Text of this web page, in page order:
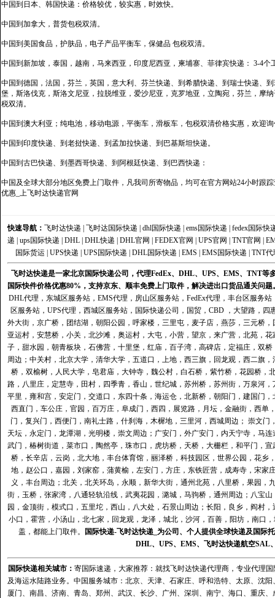
中国到日本、韩国快递：价格较优，较实惠，时效快。
中国到加拿大，普货包税双清。
中国到美国食品，护肤品，电子产品平衡车，保健品 包税双清。
中国到新加坡，泰国，越南，马来西亚，印度尼西亚，柬埔寨、菲律宾快递： 3-4个
中国到德国，法国，芬兰，英国，意大利、芬兰快递、到希腊快递、到瑞士快递、
堡，斯洛伐克，斯洛文尼亚，拉脱维亚，爱沙尼亚，克罗地亚，立陶宛，芬兰，摩
税双清。
中国到澳大利亚；纯电池，移动电源，平衡车，滑板车，包税双清价格实惠，欢迎
中国到印度快递、到老挝快递、到孟加拉快递、到巴基斯坦快递。
中国到古巴快递、到墨西哥快递、到阿根廷快递、到巴西快递：
中国及全球大部分地区免费上门取件，凡我司所寄物品，均可在官方网站24小时跟
优惠_上飞时达快递官网
快速导航： 飞时达快递 飞时达国际快递 dhl国际快递 ems国际快递
fedex国际快
递
ups国际快递 DHL DHL快递 DHL官网 FEDEX官网 UPS官网 TNT官网
国际货运| UPS快递 UPS国际快递 DHL国际快递 EMS EMS国际快递 TNT代
飞时达快递是一家北京国际快递公司，代理FedEx、DHL、UPS、EMS、TNT
国际快件价格优惠80%，支持京东、顺丰免费上门取件，解决进出口货品通关问题
DHL代理 ， 东城区服务站 ， EMS代理 ， 房山区服务站 ， FedEx代理 ， 丰台区服务站
区服务站， UPS代理 ， 西城区服务站， 国际快递公司 ，国贸，CBD ，大望路，
外大街，京广桥，团结湖，朝阳公园，呼家楼，三里屯，麦子店，燕莎，三元桥
亚运村，安慧桥，小关，北沙滩，奥运村，大屯，小营，望京，来广营，北苑，
子，甜水园，朝青板块，石佛营，十里堡，红庙，百子湾，高碑店，定福庄，双
周边；中关村，北京大学，清华大学，五道口，上地，西三旗，回龙观，西二旗
桥，双榆树，人民大学，皂君庙，大钟寺，魏公村，白石桥，紫竹桥，花园桥
路，八里庄，定慧寺，田村，四季青，香山，世纪城，苏州桥，苏州街，万泉河
平里，雍和宫，安定门，交道口，东四十条，海运仓，北新桥，朝阳门，建国门
西直门，车公庄，官园，百万庄，阜成门，西四，展览路，月坛，金融街，西
门，复兴门，西便门，南礼士路，什刹海，木樨地，三里河，西城周边； 崇文
天坛，永定门，龙潭湖，光明楼，崇文周边；广安门，外广安门，内天宁寺，马
武门，椿树街道，菜市口，陶然亭，珠市口，虎坊桥，天桥，大栅栏，和平门，
桥，长辛店，云岗，北大地，丰台体育馆，丽泽桥，科技园区，世界公园，花
地，赵公口，嘉园，刘家窑，蒲黄榆，左安门，方庄，东铁匠营，成寿寺，宋
义，丰台周边；北关，北关环岛，永顺，新华大街，通州北苑，八里桥，果园
街，玉桥，张家湾，八通轻轨沿线，武夷花园，潞城，马驹桥，通州周边；八宝
园，金顶街，模式口，五里坨，西山，八大处，石景山周边；长阳，良乡，阎村
小口，霍营，小汤山，北七家，回龙观，龙泽，城北，沙河，百善，阳坊，南口
盖，都能上门取件。
国际快递-飞时达快递_为公司、个人提供全球快递及国际
DHL、 UPS、 EMS、 飞时达快递航空SAL
国际快递相关城市： 寄国际速递，大家推荐：就找飞时达快递代理商，专业代理
及海运水陆路业务。中国服务城市：北京、天津、石家庄、呼和浩特、太原、沈
厦门、南昌、济南、青岛、郑州、武汉、长沙、广州、深圳、南宁、海口、重庆